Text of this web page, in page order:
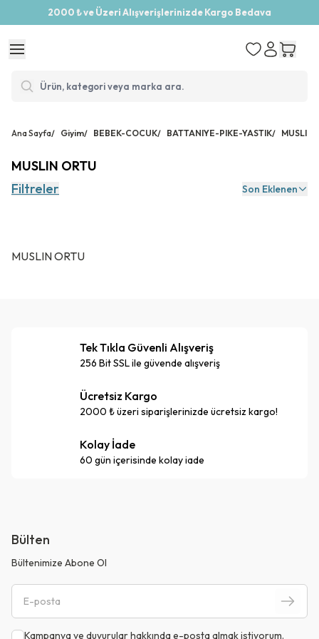
2000 ₺ ve Üzeri Alışverişlerinizde Kargo Bedava
Ana Sayfa/ Giyim/ BEBEK-COCUK/ BATTANIYE-PIKE-YASTIK/ MUSLIN
MUSLIN ORTU
Filtreler
Son Eklenen
MUSLIN ORTU
Tek Tıkla Güvenli Alışveriş
256 Bit SSL ile güvende alışveriş
Ücretsiz Kargo
2000 ₺ üzeri siparişlerinizde ücretsiz kargo!
Kolay İade
60 gün içerisinde kolay iade
Bülten
Bültenimize Abone Ol
Kampanya ve duyurular hakkında e-posta almak istiyorum.